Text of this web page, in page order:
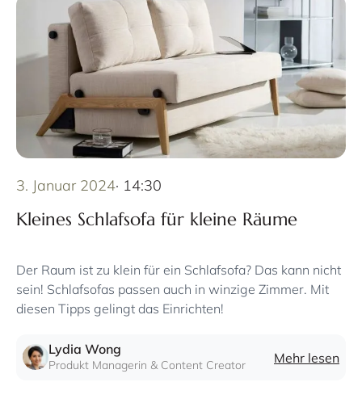
3. Januar 2024· 14:30
Kleines Schlafsofa für kleine Räume
Der Raum ist zu klein für ein Schlafsofa? Das kann nicht
sein! Schlafsofas passen auch in winzige Zimmer. Mit
diesen Tipps gelingt das Einrichten!
Lydia Wong
Produkt Managerin & Content Creator Mehr lesen